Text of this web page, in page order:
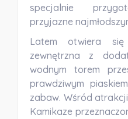
specjalnie
przyjazne
Latem otwiera się
zewnętrzna z
wodnym torem
prawdziwym
zabaw. Wśród
Kamikaze